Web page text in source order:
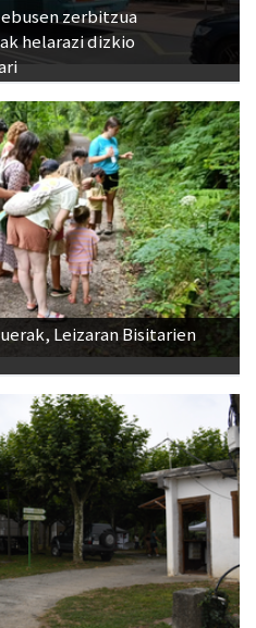
zerbitzua
helarazi dizkio
Leizaran Bisitarien